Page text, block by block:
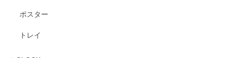
ポスター
トレイ